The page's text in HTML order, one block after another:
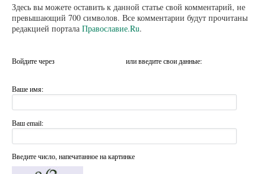
Здесь вы можете оставить к данной статье свой комментарий, не
превышающий 700 символов. Все комментарии будут прочитаны
редакцией портала Православие.Ru.
Войдите через или введите свои данные:
Ваше имя:
Ваш email:
Введите число, напечатанное на картинке